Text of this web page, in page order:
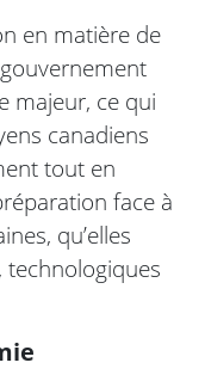
en matière de
majeur, ce qui
canadiens
tout en
face à
qu’elles